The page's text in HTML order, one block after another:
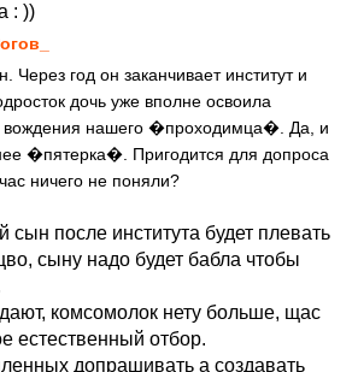
: ))
Через год он заканчивает институт и
дочь уже вполне освоила
вождения нашего �проходимца�. Да, и
�пятерка�. Пригодится для допроса
ничего не поняли?
после института будет плевать
сыну надо будет бабла чтобы
комсомолок нету больше, щас
естественный отбор.
допрашивать а создавать